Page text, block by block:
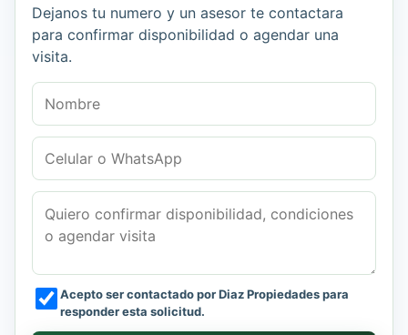
Dejanos tu numero y un asesor te contactara
para confirmar disponibilidad o agendar una
visita.
Nombre
Celular o WhatsApp
Mensaje
Acepto ser contactado por Diaz Propiedades para
responder esta solicitud.